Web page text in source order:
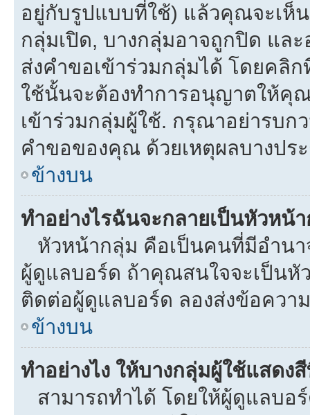
อยู่กับรูปแบบที่ใช้) แล้วคุณจะเห็
กลุ่มเปิด, บางกลุ่มอาจถูกปิด แล
ส่งคำขอเข้าร่วมกลุ่มได้ โดยคลิ
ใช้นั้นจะต้องทำการอนุญาตให้คุณ
เข้าร่วมกลุ่มผู้ใช้. กรุณาอย่ารบก
คำขอของคุณ ด้วยเหตุผลบางปร
ข้างบน
ทำอย่างไรฉันจะกลายเป็นหัวหน้
หัวหน้ากลุ่ม คือเป็นคนที่มีอำนา
ผู้ดูแลบอร์ด ถ้าคุณสนใจจะเป็น
ติดต่อผู้ดูแลบอร์ด ลองส่งข้อควา
ข้างบน
ทำอย่างไง ให้บางกลุ่มผู้ใช้แสดง
สามารถทำได้ โดยให้ผู้ดูแลบอ